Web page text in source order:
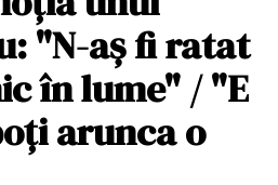
"N-aş fi ratat
în lume" / "E
arunca o